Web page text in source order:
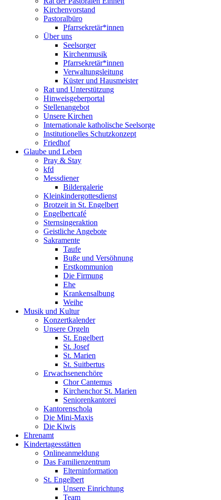
Kirchenvorstand
Pastoralbüro
Pfarrsekretär*innen
Über uns
Seelsorger
Kirchenmusik
Pfarrsekretär*innen
Verwaltungsleitung
Küster und Hausmeister
Rat und Unterstützung
Hinweisgeberportal
Stellenangebot
Unsere Kirchen
Internationale katholische Seelsorge
Institutionelles Schutzkonzept
Friedhof
Glaube und Leben
Pray & Stay
kfd
Messdiener
Bildergalerie
Kleinkindergottesdienst
Brotzeit in St. Engelbert
Engelbertcafé
Sternsingeraktion
Geistliche Angebote
Sakramente
Taufe
Buße und Versöhnung
Erstkommunion
Die Firmung
Ehe
Krankensalbung
Weihe
Musik und Kultur
Konzertkalender
Unsere Orgeln
St. Engelbert
St. Josef
St. Marien
St. Suitbertus
Erwachsenenchöre
Chor Cantemus
Kirchenchor St. Marien
Seniorenkantorei
Kantorenschola
Die Mini-Maxis
Die Kiwis
Ehrenamt
Kindertagesstätten
Onlineanmeldung
Das Familienzentrum
Elterninformation
St. Engelbert
Unsere Einrichtung
Team